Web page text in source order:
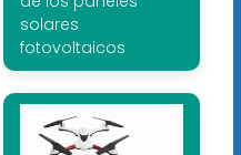
solares
fotovoltaicos